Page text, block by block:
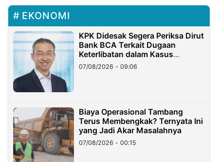
EKONOMI
KPK Didesak Segera Periksa Dirut
Bank BCA Terkait Dugaan
Keterlibatan dalam Kasus
Hilangnya Dana Nasabah Rp2,58
Miliar
07/08/2026 - 09:06
Biaya Operasional Tambang
Terus Membengkak? Ternyata Ini
yang Jadi Akar Masalahnya
07/08/2026 - 00:15